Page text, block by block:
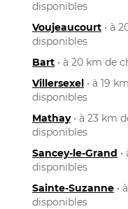
disponibles
Voujeaucourt • à
disponibles
Bart • à 20 km de
Villersexel • à 19
disponibles
Mathay• à 23 km
disponibles
Sancey-le-Grand
disponibles
Sainte-Suzanne •
disponibles